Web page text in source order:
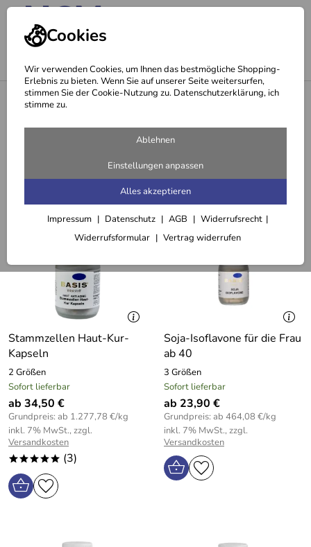
Cookies
Wir verwenden Cookies, um Ihnen das bestmögliche Shopping-
Erlebnis zu bieten. Wenn Sie auf unserer Seite weitersurfen,
stimmen Sie der Cookie-Nutzung zu. Datenschutzerklärung, ich
stimme zu.
Ablehnen
Einstellungen anpassen
Alles akzeptieren
Impressum Datenschutz AGB
Widerrufsrecht
Widerrufsformular
Vertrag widerrufen
Markenshops
Seite 2 - Basis
Filter (2) Sortieren
Stammzellen Haut-Kur-
Kapseln
2 Größen
Sofort lieferbar
ab 34,50 €
Grundpreis: ab 1.277,78 €/kg
inkl. 7% MwSt., zzgl.
Versandkosten
***** (3)
Soja-Isoflavone für die Frau
ab 40
3 Größen
Sofort lieferbar
ab 23,90 €
Grundpreis: ab 464,08 €/kg
inkl. 7% MwSt., zzgl.
Versandkosten